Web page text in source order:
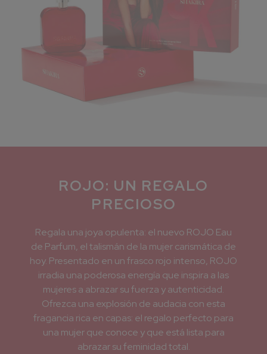
ROJO: UN REGALO
PRECIOSO
Regala una joya opulenta: el nuevo ROJO Eau
de Parfum, el talismán de la mujer carismática de
hoy. Presentado en un frasco rojo intenso, ROJO
irradia una poderosa energía que inspira a las
mujeres a abrazar su fuerza y ​​autenticidad.
Ofrezca una explosión de audacia con esta
fragancia rica en capas: el regalo perfecto para
una mujer que conoce y que está lista para
abrazar su feminidad total.